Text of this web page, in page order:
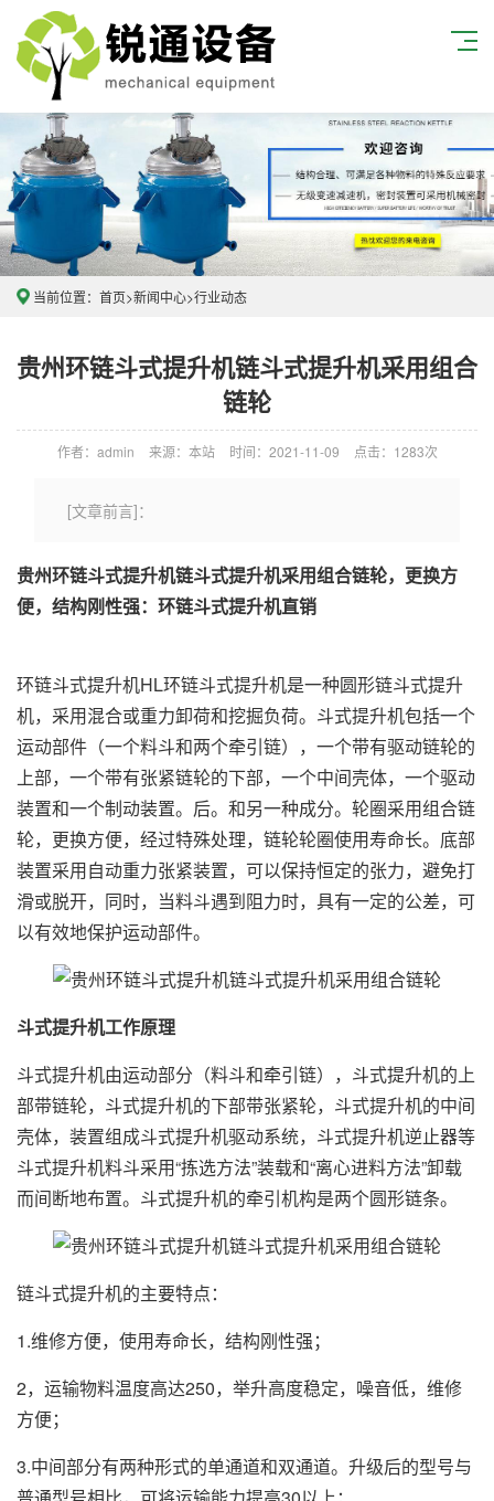
当前位置： 首页>新闻中心>行业动态
贵州环链斗式提升机链斗式提升机采用组合
链轮
作者：admin 来源：本站 时间：2021-11-09 点击：1283次
[文章前言]：
贵州环链斗式提升机链斗式提升机采用组合链轮，更换方
便，结构刚性强：环链斗式提升机直销
环链斗式提升机HL环链斗式提升机是一种圆形链斗式提升
机，采用混合或重力卸荷和挖掘负荷。斗式提升机包括一个
运动部件（一个料斗和两个牵引链），一个带有驱动链轮的
上部，一个带有张紧链轮的下部，一个中间壳体，一个驱动
装置和一个制动装置。后。和另一种成分。轮圈采用组合链
轮，更换方便，经过特殊处理，链轮轮圈使用寿命长。底部
装置采用自动重力张紧装置，可以保持恒定的张力，避免打
滑或脱开，同时，当料斗遇到阻力时，具有一定的公差，可
以有效地保护运动部件。
斗式提升机工作原理
斗式提升机由运动部分（料斗和牵引链），斗式提升机的上
部带链轮，斗式提升机的下部带张紧轮，斗式提升机的中间
壳体，装置组成斗式提升机驱动系统，斗式提升机逆止器等
斗式提升机料斗采用“拣选方法”装载和“离心进料方法”卸载
而间断地布置。斗式提升机的牵引机构是两个圆形链条。
链斗式提升机的主要特点：
1.维修方便，使用寿命长，结构刚性强；
2，运输物料温度高达250，举升高度稳定，噪音低，维修
方便；
3.中间部分有两种形式的单通道和双通道。升级后的型号与